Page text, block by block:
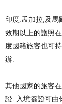
印度,孟加拉,及馬
效期以上的護照
度國籍旅客也可
辦.
其他國家的旅客
證. 入境簽證可由